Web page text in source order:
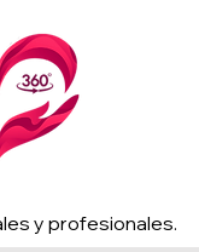
y profesionales.